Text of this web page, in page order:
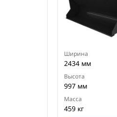
Ширина
2434 мм
Высота
997 мм
Масса
459 кг